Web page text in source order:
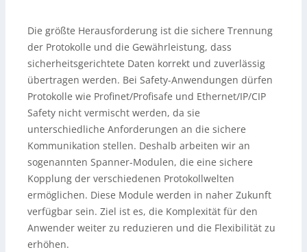
Die größte Herausforderung ist die sichere Trennung
der Protokolle und die Gewährleistung, dass
sicherheitsgerichtete Daten korrekt und zuverlässig
übertragen werden. Bei Safety-Anwendungen dürfen
Protokolle wie Profinet/Profisafe und Ethernet/IP/CIP
Safety nicht vermischt werden, da sie
unterschiedliche Anforderungen an die sichere
Kommunikation stellen. Deshalb arbeiten wir an
sogenannten Spanner-Modulen, die eine sichere
Kopplung der verschiedenen Protokollwelten
ermöglichen. Diese Module werden in naher Zukunft
verfügbar sein. Ziel ist es, die Komplexität für den
Anwender weiter zu reduzieren und die Flexibilität zu
erhöhen.